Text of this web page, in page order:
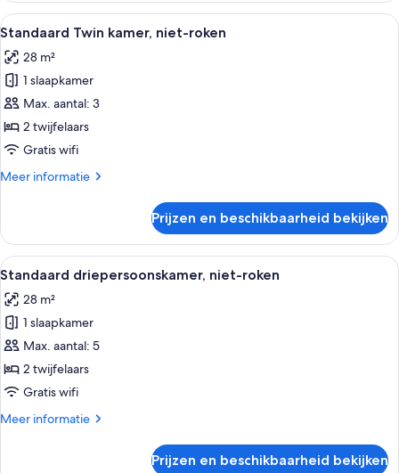
roken
Alle
foto's
voor
Standaard
Twin
kamer,
niet-
laden
Een hotelkamer met twee bedden,
3
Standaard Twin kamer, niet-roken
28 m²
1 slaapkamer
Max. aantal: 3
2 twijfelaars
Gratis wifi
Meer informatie
Meer
Twin
kamer,
niet-
Prijzen en beschikbaarheid bekijken
Alle
foto's
voor
Standaard
driepersoonskamer,
niet-
roken
Een hotelkamer met twee bedden,
3
Standaard driepersoonskamer, niet-roken
28 m²
1 slaapkamer
Max. aantal: 5
2 twijfelaars
Gratis wifi
Meer informatie
Meer
Prijzen en beschikbaarheid bekijken